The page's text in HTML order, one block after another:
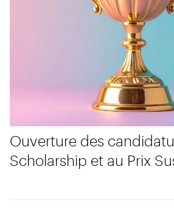
Ouverture des
Scholarship et au Prix